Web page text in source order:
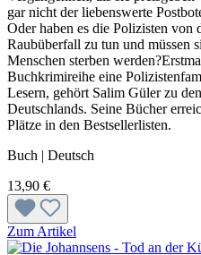
gar nicht der liebenswerte
Oder haben es die Polizisten von
Raubüberfall zu tun und müssen
Menschen sterben
Buchkrimireihe eine
Lesern, gehört Salim Güler zu
Deutschlands. Seine Bücher
Plätze in den Bestsellerlisten.
Buch | Deutsch
13,90 €
Zum Artikel